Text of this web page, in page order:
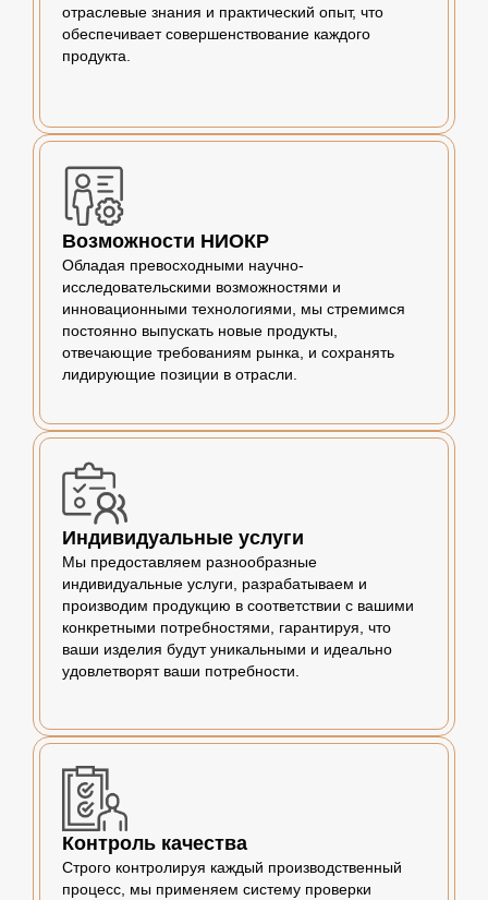
отраслевые знания и практический опыт, что
обеспечивает совершенствование каждого
продукта.
Возможности НИОКР
Обладая превосходными научно-
исследовательскими возможностями и
инновационными технологиями, мы стремимся
постоянно выпускать новые продукты,
отвечающие требованиям рынка, и сохранять
лидирующие позиции в отрасли.
Индивидуальные услуги
Мы предоставляем разнообразные
индивидуальные услуги, разрабатываем и
производим продукцию в соответствии с вашими
конкретными потребностями, гарантируя, что
ваши изделия будут уникальными и идеально
удовлетворят ваши потребности.
Контроль качества
Строго контролируя каждый производственный
процесс, мы применяем систему проверки